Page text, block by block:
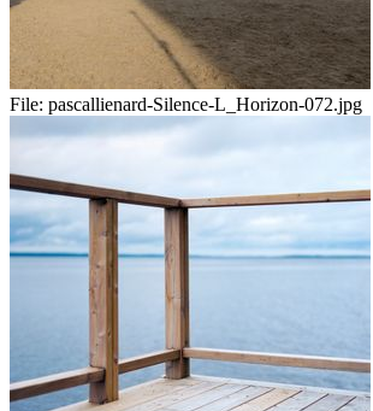
File: pascallienard-Silence-L_Horizon-072.jpg